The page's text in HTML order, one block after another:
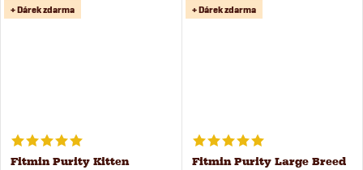
chlupových chomáčků.
skvělé kondici.
+ Dárek zdarma
Fitmin Purity Kitten
+ Dárek zdarma
Fitmin Purity Large Breed